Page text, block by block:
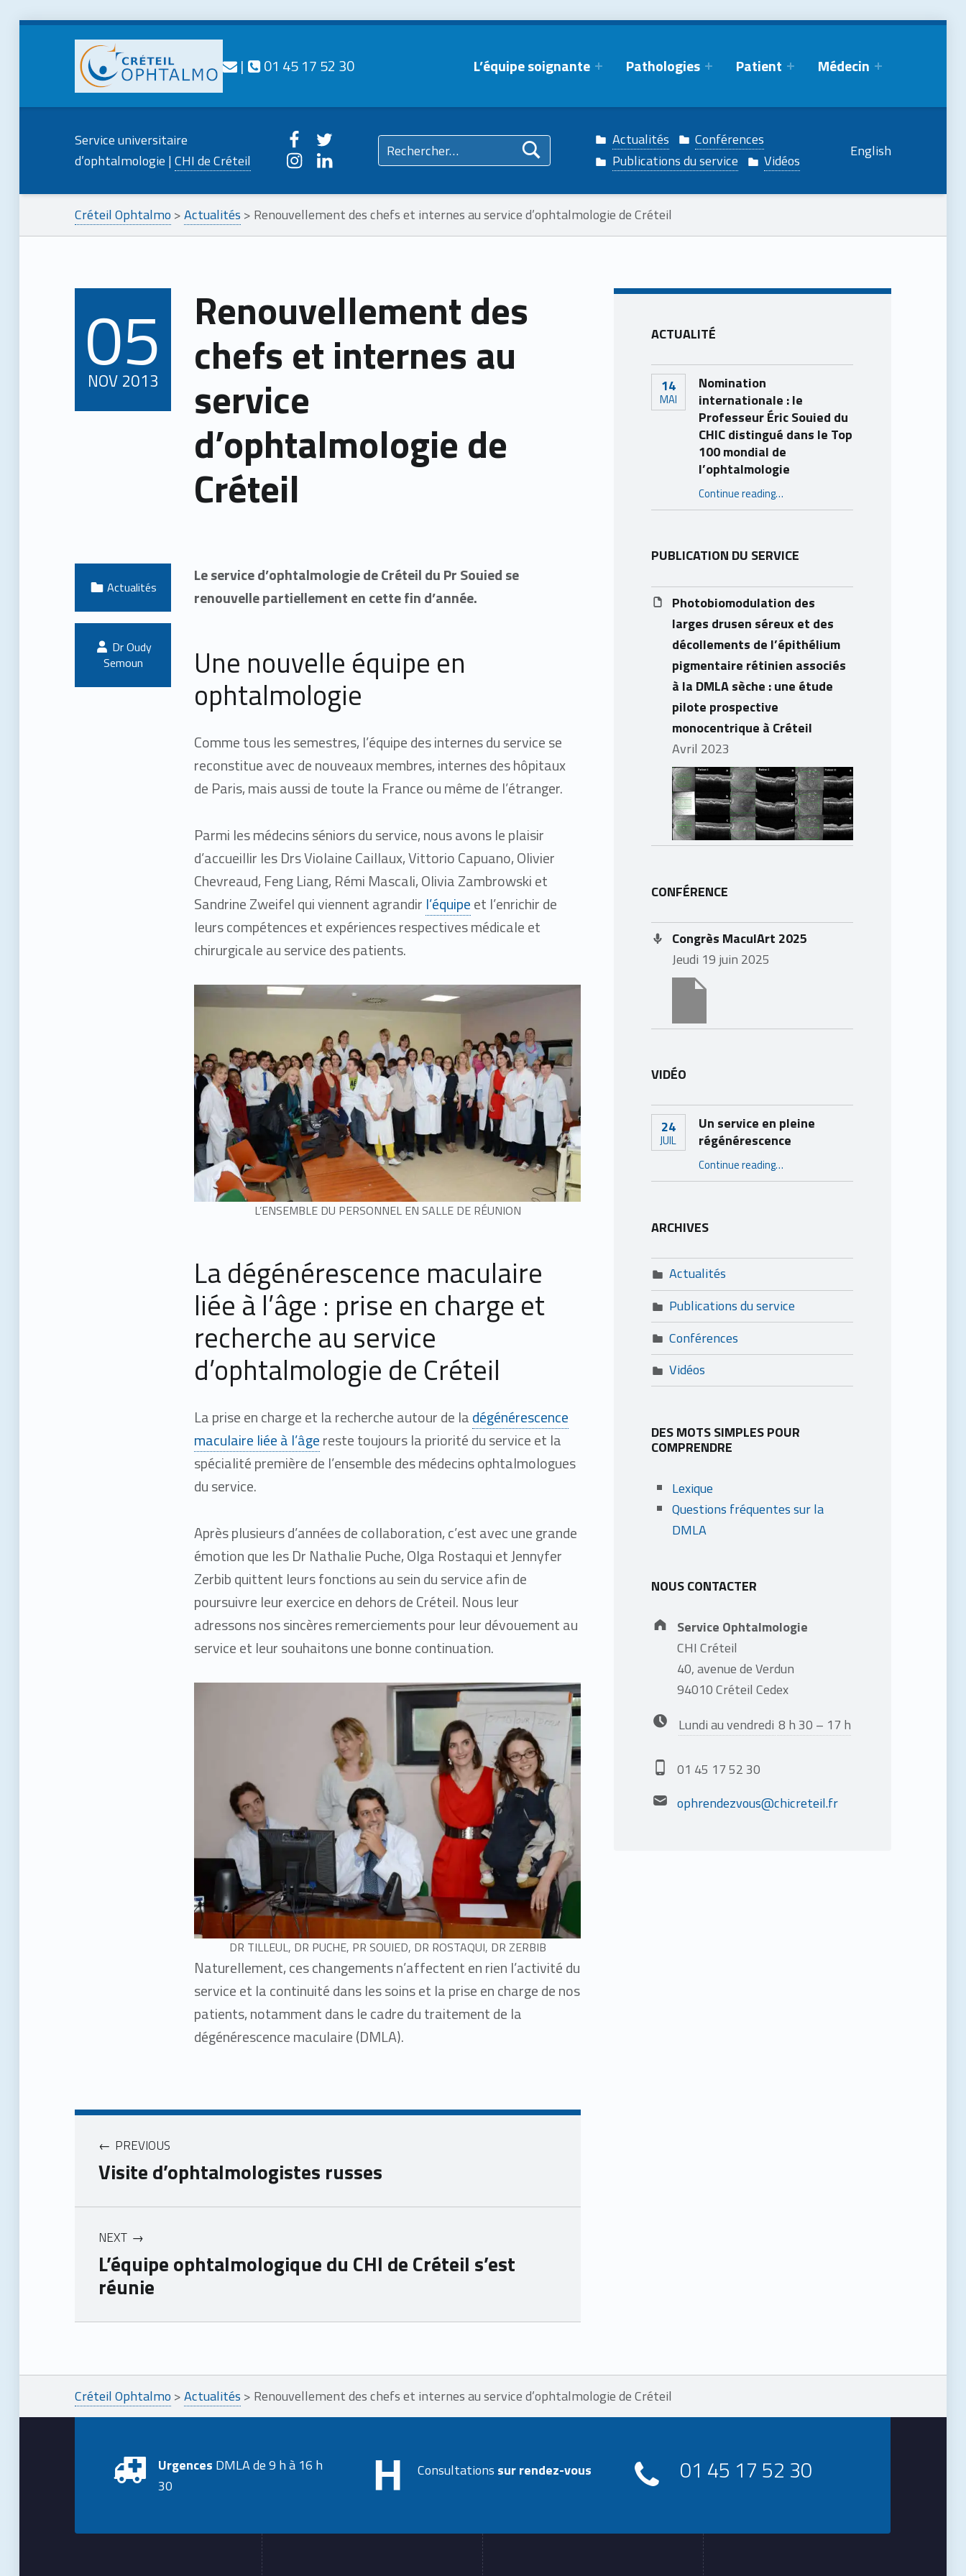
CRÉTEIL
Service universitaire d'ophtalmologie
Nous contacter
| 01 45 17 52 30 L’équipe soignante Pathologies Patient Médecin
Service universitaire
d’ophtalmologie |CHI de Créteil
Creteilophtalmo sur Facebook
Creteilophtalmo sur Twitter
Creteilophtalmo sur Instagram
Creteilophtalmo sur Linkedin Actualités
Conférences
Publications du service
Vidéos
English
Créteil Ophtalmo >Actualités > Renouvellement des chefs et internes au service d’ophtalmologie de Créteil
Renouvellement des
chefs et internes au
service
d’ophtalmologie de
Créteil
05
NOV 2013
Le service d’ophtalmologie de Créteil du Pr Souied se
renouvelle partiellement en cette fin d’année.
Une nouvelle équipe en
ophtalmologie
Comme tous les semestres, l’équipe des internes du service se
reconstitue avec de nouveaux membres, internes des hôpitaux
de Paris, mais aussi de toute la France ou même de l’étranger.
Parmi les médecins séniors du service, nous avons le plaisir
d’accueillir les Drs Violaine Caillaux, Vittorio Capuano, Olivier
Chevreaud, Feng Liang, Rémi Mascali, Olivia Zambrowski et
Sandrine Zweifel qui viennent agrandir l’équipeet l’enrichir de
leurs compétences et expériences respectives médicale et
chirurgicale au service des patients.
L’ENSEMBLE DU PERSONNEL EN SALLE DE RÉUNION
La dégénérescence maculaire
liée à l’âge : prise en charge et
recherche au service
d’ophtalmologie de Créteil
La prise en charge et la recherche autour de ladégénérescence
maculaire liée à l’âgereste toujours la priorité du service et la
spécialité première de l’ensemble des médecins ophtalmologues
du service.
Après plusieurs d’années de collaboration, c’est avec une grande
émotion que les Dr Nathalie Puche, Olga Rostaqui et Jennyfer
Zerbib quittent leurs fonctions au sein du service afin de
poursuivre leur exercice en dehors de Créteil. Nous leur
adressons nos sincères remerciements pour leur dévouement au
service et leur souhaitons une bonne continuation.
DR TILLEUL, DR PUCHE, PR SOUIED, DR ROSTAQUI, DR ZERBIB
Naturellement, ces changements n’affectent en rien l’activité du
service et la continuité dans les soins et la prise en charge de nos
patients, notamment dans le cadre du traitement de la
dégénérescence maculaire (DMLA).
Categorized in:
Actualités
Written by: Oudy
Semoun
PREVIOUS
Visite d’ophtalmologistes russes
NEXT
L’équipe ophtalmologique du CHI de Créteil s’est
réunie
Skip back to main navigation
ACTUALITÉ
14
MAI
Nomination
internationale : le
Professeur Éric Souied du
CHIC distingué dans le Top
100 mondial de
l’ophtalmologie
Continue reading“Nomination internationale : le Professeur Éric Souied du CHIC distingué dans le Top 100 mondial de l’ophtalmologie”
…
PUBLICATION DU SERVICE
Photobiomodulation des
larges drusen séreux et des
décollements de l’épithélium
pigmentaire rétinien associés
à la DMLA sèche : une étude
pilote prospective
monocentrique à Créteil
avril 2023
CONFÉRENCE
Congrès MaculArt 2025
jeudi 19 juin 2025
VIDÉO
24
JUIL
Un service en pleine
régénérescence
Continue reading“Un service en pleine régénérescence”
…
ARCHIVES
Actualités
Publications du service
Conférences
Vidéos
DES MOTS SIMPLES POUR
COMPRENDRE
Lexique
Questions fréquentes sur la
DMLA
NOUS CONTACTER
Address:
Service Ophtalmologie
CHI Créteil
40, avenue de Verdun
94010 Créteil Cedex
Business hours:
Lundi au vendredi 8 h 30 – 17 h
Phone number:
01 45 17 52 30
Email address:
ophrendezvous@chicreteil.fr
Créteil Ophtalmo >Actualités > Renouvellement des chefs et internes au service d’ophtalmologie de Créteil
Urgences DMLA de 9 h à 16 h
30
Consultations sur rendez-vous 01 45 17 52 30